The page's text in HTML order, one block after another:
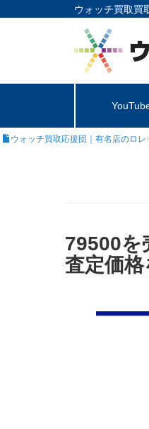
ウォッチ買取買
ウォッチ買取応援団｜有名店のロ
79500を
査定価格